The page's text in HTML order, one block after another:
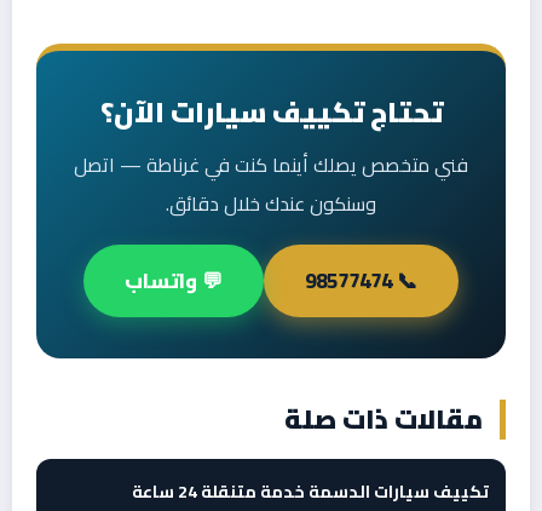
تحتاج تكييف سيارات الآن؟
فني متخصص يصلك أينما كنت في غرناطة — اتصل
وسنكون عندك خلال دقائق.
📞 98577474 💬 واتساب
مقالات ذات صلة
تكييف سيارات الدسمة خدمة متنقلة 24 ساعة